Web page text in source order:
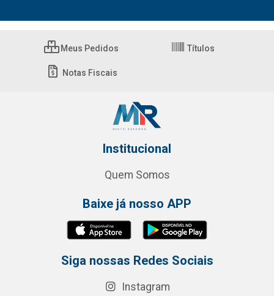
Meus Pedidos Títulos
Notas Fiscais
Institucional
Quem Somos
Baixe já nosso APP
Siga nossas Redes Sociais
Instagram